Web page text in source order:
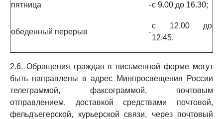
пятница -с 9.00 до 16.30;
обеденный перерыв -
с 12.00 до
12.45.
2.6. Обращения граждан в письменной форме могут
быть направлены в адрес Минпросвещения России
телеграммой, факсограммой, почтовым
отправлением, доставкой средствами почтовой,
фельдъегерской, курьерской связи, через почтовый